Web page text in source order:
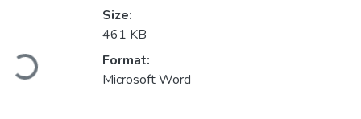
Loading...
Size:
461 KB
Format:
Microsoft Word